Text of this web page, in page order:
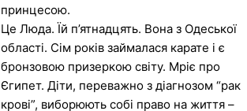
принцесою.
Це Люда. Їй п’ятнадцять. Вона з Одеської
області. Сім років займалася карате і є
бронзовою призеркою світу. Мріє про
Єгипет. Діти, переважно з діагнозом “рак
крові”, виборюють собі право на життя –